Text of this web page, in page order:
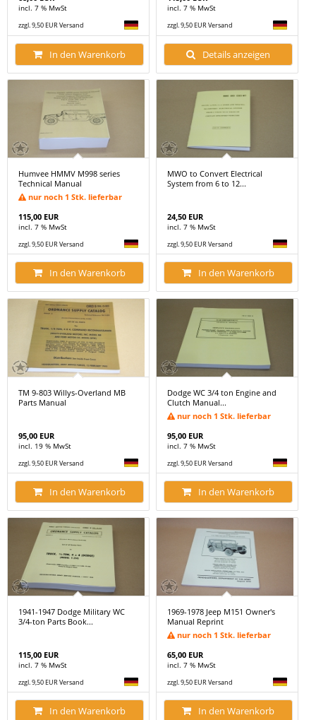
incl. 7 % MwSt
zzgl. 9,50 EUR Versand
In den Warenkorb
incl. 7 % MwSt
zzgl. 9,50 EUR Versand
Details anzeigen
Humvee HMMV M998 series
Technical Manual
nur noch 1 Stk. lieferbar
115,00 EUR
incl. 7 % MwSt
zzgl. 9,50 EUR Versand
In den Warenkorb
MWO to Convert Electrical
System from 6 to 12...
24,50 EUR
incl. 7 % MwSt
zzgl. 9,50 EUR Versand
In den Warenkorb
TM 9-803 Willys-Overland MB
Parts Manual
95,00 EUR
incl. 19 % MwSt
zzgl. 9,50 EUR Versand
In den Warenkorb
Dodge WC 3/4 ton Engine and
Clutch Manual...
nur noch 1 Stk. lieferbar
95,00 EUR
incl. 7 % MwSt
zzgl. 9,50 EUR Versand
In den Warenkorb
1941-1947 Dodge Military WC
3/4-ton Parts Book...
115,00 EUR
incl. 7 % MwSt
zzgl. 9,50 EUR Versand
In den Warenkorb
1969-1978 Jeep M151 Owner's
Manual Reprint
nur noch 1 Stk. lieferbar
65,00 EUR
incl. 7 % MwSt
zzgl. 9,50 EUR Versand
In den Warenkorb